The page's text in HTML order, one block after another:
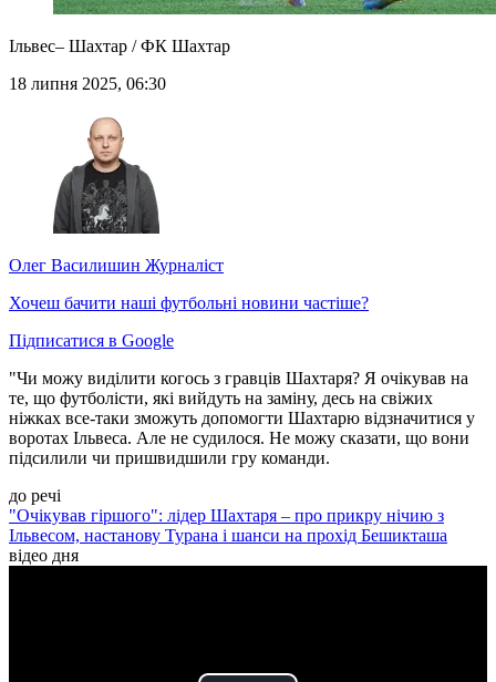
Ільвес– Шахтар / ФК Шахтар
18 липня 2025, 06:30
Олег Василишин Журналіст
Хочеш бачити наші футбольні новини частіше?
Підписатися в Google
"Чи можу виділити когось з гравців Шахтаря? Я очікував на
те, що футболісти, які вийдуть на заміну, десь на свіжих
ніжках все-таки зможуть допомогти Шахтарю відзначитися у
воротах Ільвеса. Але не судилося. Не можу сказати, що вони
підсилили чи пришвидшили гру команди.
до речі
"Очікував гіршого": лідер Шахтаря – про прикру нічию з
Ільвесом, настанову Турана і шанси на прохід Бешикташа
відео дня